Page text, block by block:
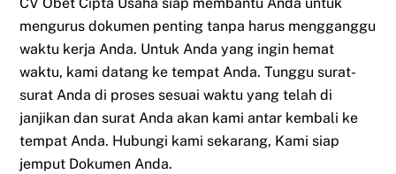
mengurus dokumen penting tanpa harus mengganggu
waktu kerja Anda. Untuk Anda yang ingin hemat
waktu, kami datang ke tempat Anda. Tunggu surat-
surat Anda di proses sesuai waktu yang telah di
janjikan dan surat Anda akan kami antar kembali ke
tempat Anda. Hubungi kami sekarang, Kami siap
jemput Dokumen Anda.